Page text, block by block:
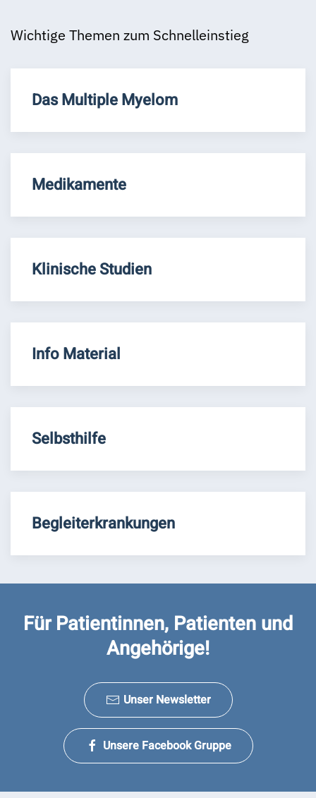
Wichtige Themen zum Schnelleinstieg
Das Multiple Myelom
Medikamente
Klinische Studien
Info Material
Selbsthilfe
Begleiterkrankungen
Für Patientinnen, Patienten und
Angehörige!
Unser Newsletter
Unsere Facebook Gruppe